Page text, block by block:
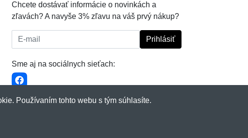
Chcete dostávať informácie o novinkách a
zľavách? A navyše 3% zľavu na váš prvý nákup?
E-mail: Prihlásiť
Sme aj na sociálnych sieťach:
Používaním tohto webu s tým súhlasíte.